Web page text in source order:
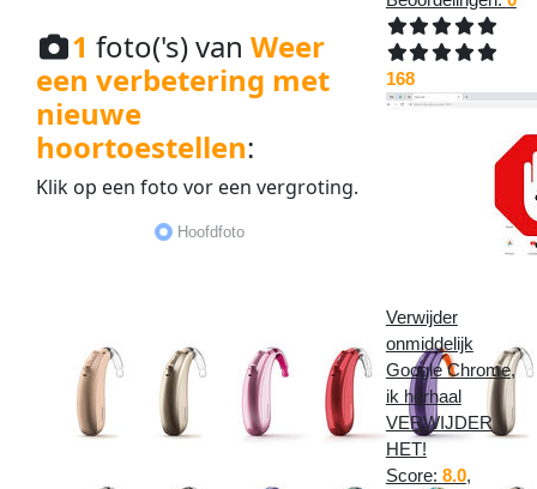
1 foto('s) vanWeer
een verbetering met
nieuwe
hoortoestellen:
Klik op eenfoto vor eenvergroting.
Hoofdfoto
168
Verwijder
onmiddelijk
Google Chrome,
ik herhaal
VERWIJDER
HET!
Score: 8.0,